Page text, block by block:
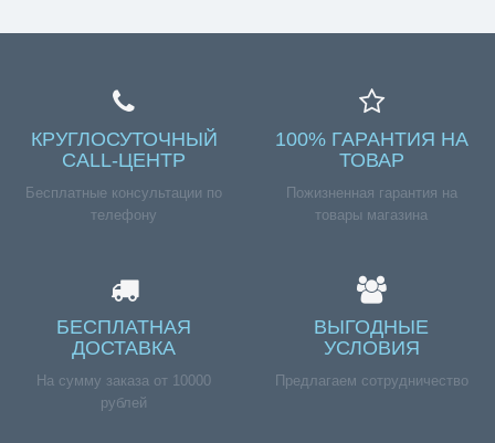
КРУГЛОСУТОЧНЫЙ
CALL-ЦЕНТР
Бесплатные консультации по
телефону
100% ГАРАНТИЯ НА
ТОВАР
Пожизненная гарантия на
товары магазина
БЕСПЛАТНАЯ
ДОСТАВКА
На сумму заказа от 10000
рублей
ВЫГОДНЫЕ
УСЛОВИЯ
Предлагаем сотрудничество